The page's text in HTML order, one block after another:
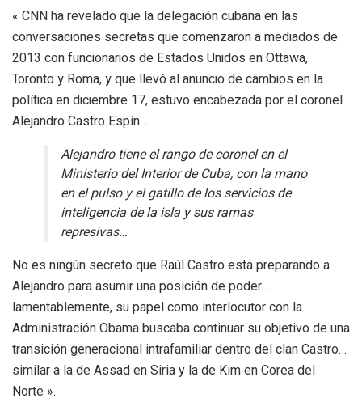
« CNN ha revelado que la delegación cubana en las
conversaciones secretas que comenzaron a mediados de
2013 con funcionarios de Estados Unidos en Ottawa,
Toronto y Roma, y que llevó al anuncio de cambios en la
política en diciembre 17, estuvo encabezada por el coronel
Alejandro Castro Espín…
Alejandro tiene el rango de coronel en el
Ministerio del Interior de Cuba, con la mano
en el pulso y el gatillo de los servicios de
inteligencia de la isla y sus ramas
represivas…
No es ningún secreto que Raúl Castro está preparando a
Alejandro para asumir una posición de poder…
lamentablemente, su papel como interlocutor con la
Administración Obama buscaba continuar su objetivo de una
transición generacional intrafamiliar dentro del clan Castro…
similar a la de Assad en Siria y la de Kim en Corea del
Norte ».